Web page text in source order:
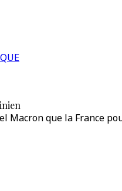
Macron que la